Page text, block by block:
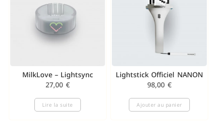
MilkLove – Lightsync
27,00 €
Lire la suite
Lightstick Officiel NANON
98,00 €
Ajouter au panier